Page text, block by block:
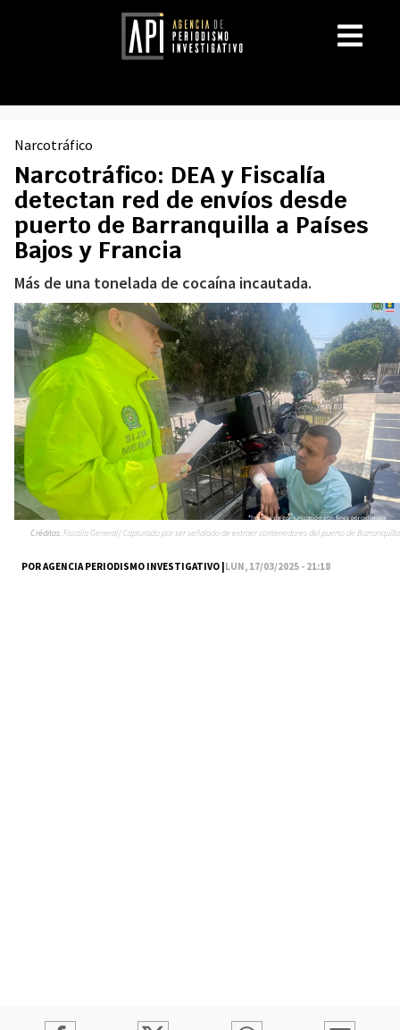
Narcotráfico
Narcotráfico: DEA y Fiscalía
detectan red de envíos desde
puerto de Barranquilla a Países
Bajos y Francia
Más de una tonelada de cocaína incautada.
POR AGENCIA PERIODISMO INVESTIGATIVO |LUN, 17/03/2025 - 21:18
Créditos:Fiscalía General/ Capturado por ser señalado de extraer contenedores del puerto de Barranquilla